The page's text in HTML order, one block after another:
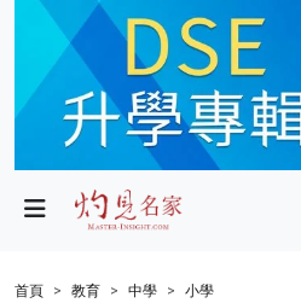
政局
財經
首頁 教育 中學
小學